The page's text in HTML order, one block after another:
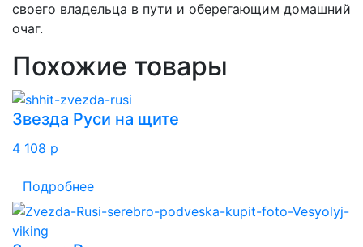
своего владельца в пути и оберегающим домашний
очаг.
Похожие товары
Звезда Руси на щите
4 108 p
Подробнее